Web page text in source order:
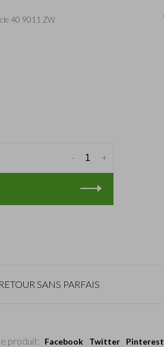
40 9011 ZW
+
-
RETOUR SANS PARFAIS
produit: Facebook Twitter Pinterest